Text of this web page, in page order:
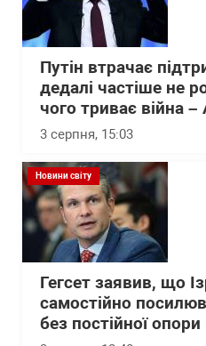
Путін втрачає
дедалі частіше не
чого триває війна
3 серпня, 15:03
Новини світу
Гегсет заявив, що
самостійно
без постійної